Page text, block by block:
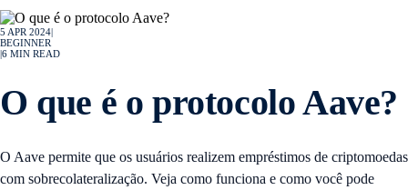
5 APR 2024
BEGINNER
6 MIN READ
O que é o protocolo Aave?
O Aave permite que os usuários realizem empréstimos de criptomoedas
com sobrecolateralização. Veja como funciona e como você pode